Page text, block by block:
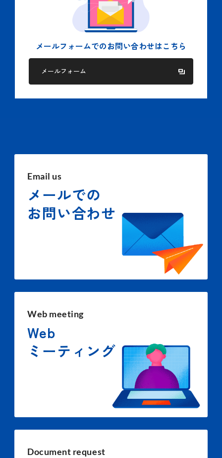
メールフォームでの お問い合わせはこちら
メールフォーム
Email us
メールでの
お問い合わせ
Web meeting
Web
ミーティング
Document request